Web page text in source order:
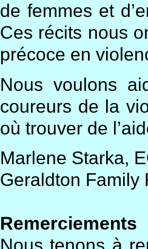
de femmes et
Ces récits nous
précoce en
Nous voulons
coureurs de la
où trouver de
Marlene Starka,
Geraldton Family
Remerciements